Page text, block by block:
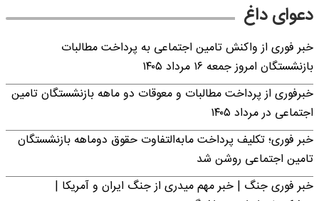
دعوای داغ
خبر فوری از واکنش تامین اجتماعی به پرداخت مطالبات
بازنشستگان امروز جمعه ۱۶ مرداد ۱۴۰۵
خبرفوری از پرداخت مطالبات و معوقات دو ماهه بازنشستگان تامین
اجتماعی در مرداد ۱۴۰۵
خبر فوری؛ تکلیف پرداخت مابه‌التفاوت حقوق دوماهه بازنشستگان
تامین اجتماعی روشن شد
خبر فوری جنگ | خبر مهم میدری از جنگ ایران و آمریکا |